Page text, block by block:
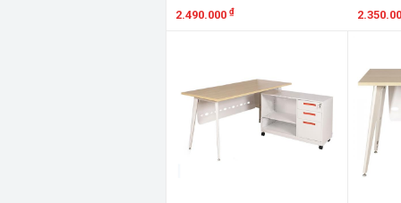
2.490.000 ₫